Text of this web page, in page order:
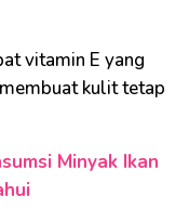
vitamin E yang
kulit tetap
Minyak Ikan